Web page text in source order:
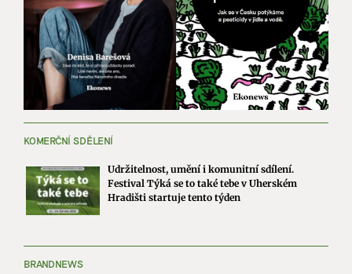
KOMERČNÍ SDĚLENÍ
Udržitelnost, umění i komunitní sdílení.
Festival Týká se to také tebe v Uherském
Hradišti startuje tento týden
BRANDNEWS